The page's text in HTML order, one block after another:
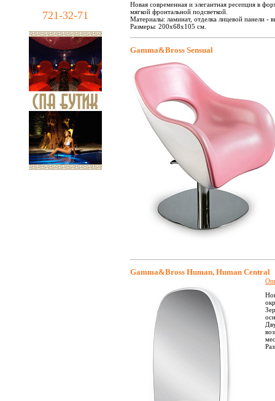
721-32-71
Новая современная и элегантная ресепция в
мягкой фронтальной подсветкой.
Материалы: ламинат, отделка лицевой панели -
Размеры: 200х68х105 см.
Gamma&Bross Sensual
Gamma&Bross Human, Human Central